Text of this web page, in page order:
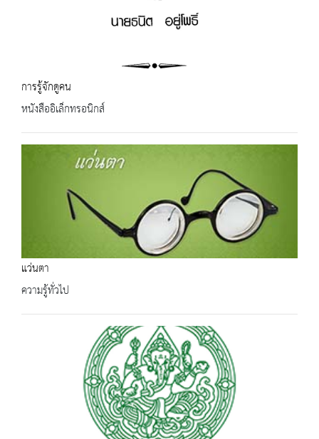
การรู้จักดูคน
หนังสืออิเล็กทรอนิกส์
แว่นตา
ความรู้ทั่วไป